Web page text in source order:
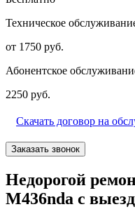
Техническое
от 1750 руб.
Абонентское
2250 руб.
Скачать договор на
Заказать звонок
Недорогой
M436nda с